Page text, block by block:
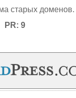
старых доменов.
PR: 9